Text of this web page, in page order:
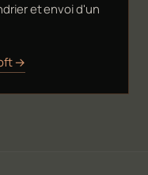
et envoi d'un
→